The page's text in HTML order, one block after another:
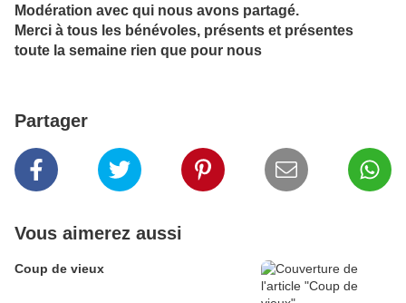
Modération avec qui nous avons partagé.
Merci à tous les bénévoles, présents et présentes
toute la semaine rien que pour nous
Partager
Vous aimerez aussi
Coup de vieux